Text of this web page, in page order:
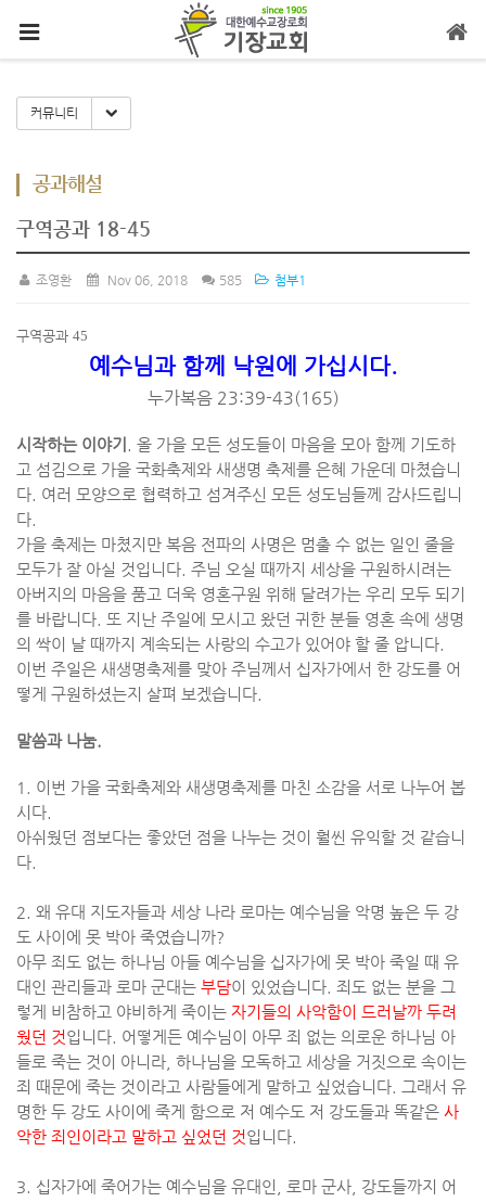
커뮤니티 Toggle Dropdown
공과해설
구역공과 18-45
조영환 Nov 06, 2018 585 첨부1
구역공과 45
예수님과 함께 낙원에 가십시다.
누가복음 23:39-43(165)
시작하는 이야기
올 가을 모든 성도들이 마음을 모아 함께 기도하
고 섬김으로 가을 국화축제와 새생명 축제를 은혜 가운데 마쳤습니
다
여러 모양으로 협력하고 섬겨주신 모든 성도님들께 감사드립니
다
가을 축제는 마쳤지만 복음 전파의 사명은 멈출 수 없는 일인 줄을
모두가 잘 아실 것입니다 주님 오실 때까지 세상을 구원하시려는
아버지의 마음을 품고 더욱 영혼구원 위해 달려가는 우리 모두 되기
를 바랍니다
또 지난 주일에 모시고 왔던 귀한 분들 영혼 속에 생명
의 싹이 날 때까지 계속되는 사랑의 수고가 있어야 할 줄 압니다
이번 주일은 새생명축제를 맞아 주님께서 십자가에서 한 강도를 어
떻게 구원하셨는지 살펴 보겠습니다
말씀과 나눔.
1. 이번 가을 국화축제와 새생명축제를 마친 소감을 서로 나누어 봅
시다
아쉬웠던 점보다는 좋았던 점을 나누는 것이 훨씬 유익할 것 같습니
다
2. 왜 유대 지도자들과 세상 나라 로마는 예수님을 악명 높은 두 강
도 사이에 못 박아 죽였습니까?
아무 죄도 없는 하나님 아들 예수님을 십자가에 못 박아 죽일 때 유
대인 관리들과 로마 군대는 부담이 있었습니다 죄도 없는 분을 그
렇게 비참하고 야비하게 죽이는 자기들의 사악함이 드러날까 두려
웠던 것입니다
어떻게든 예수님이 아무 죄 없는 의로운 하나님 아
들로 죽는 것이 아니라 하나님을 모독하고 세상을 거짓으로 속이는
죄 때문에 죽는 것이라고 사람들에게 말하고 싶었습니다
그래서 유
명한 두 강도 사이에 죽게 함으로 저 예수도 저 강도들과 똑같은 사
악한 죄인이라고 말하고 싶었던 것입니다
3. 십자가에 죽어가는 예수님을 유대인 로마 군사
강도들까지 어